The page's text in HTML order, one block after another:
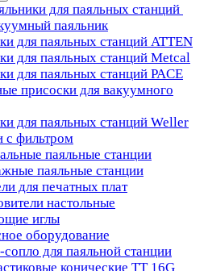
для паяльных станций
паяльник
для паяльных станций ATTEN
для паяльных станций Metcal
для паяльных станций PACE
присоски для вакуумного
для паяльных станций Weller
с фильтром
паяльные станции
паяльные станции
для печатных плат
настольные
иглы
оборудование
для паяльной станции
конические TT 16G